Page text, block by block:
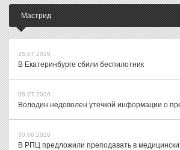
Мастрид
25.07.2026
В Екатеринбурге сбили беспилотник
08.07.2026
Володин недоволен утечкой информации о
30.06.2026
В РПЦ предложили преподавать в